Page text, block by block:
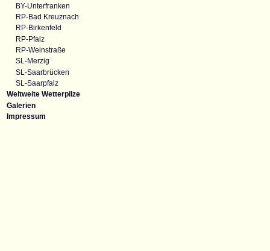
BY-Unterfranken
RP-Bad Kreuznach
RP-Birkenfeld
RP-Pfalz
RP-Weinstraße
SL-Merzig
SL-Saarbrücken
SL-Saarpfalz
Weltweite Wetterpilze
Galerien
Impressum